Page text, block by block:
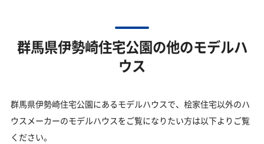
群馬県伊勢崎住宅公園の他のモデルハ
ウス
群馬県伊勢崎住宅公園にあるモデルハウスで、桧家住宅以外のハ
ウスメーカーのモデルハウスをご覧になりたい方は以下よりご覧
ください。